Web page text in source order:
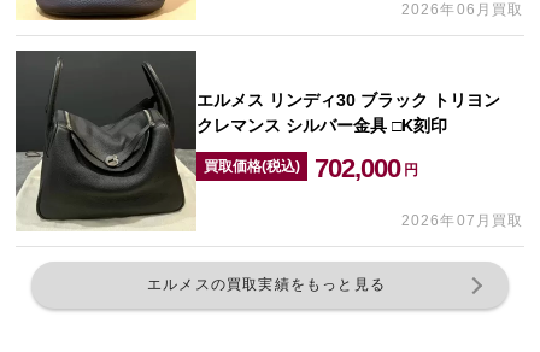
2026年06月買取
エルメス リンディ30 ブラック トリヨン
クレマンス シルバー金具 □K刻印
買取価格(税込) 702,000 円
2026年07月買取
エルメスの買取実績をもっと見る